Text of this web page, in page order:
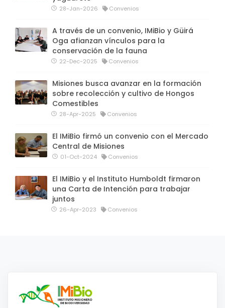
28-Jan-2026 Convenios
A través de un convenio, IMiBio y Güirá
Oga afianzan vínculos para la
conservación de la fauna
22-Dec-2025 Convenios
Misiones busca avanzar en la formación
sobre recolección y cultivo de Hongos
Comestibles
28-Apr-2025 Convenios
El IMiBio firmó un convenio con el Mercado
Central de Misiones
01-Oct-2024 Convenios
El IMiBio y el Instituto Humboldt firmaron
una Carta de Intención para trabajar
juntos
26-Apr-2023 Convenios